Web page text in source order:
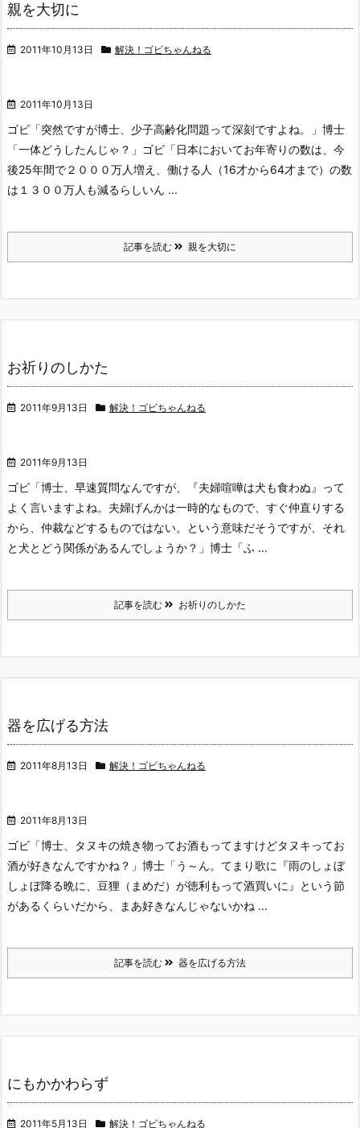
親を大切に
2011年10月13日 解決！ゴビちゃんねる
2011年10月13日
ゴビ「突然ですが博士、少子高齢化問題って深刻ですよね。」 博士
「一体どうしたんじゃ？」 ゴビ「日本においてお年寄りの数は、今
後25年間で２０００万人増え、働ける人（16才から64才まで）の数
は１３００万人も減るらしいん ...
記事を読む 親を大切に
お祈りのしかた
2011年9月13日 解決！ゴビちゃんねる
2011年9月13日
ゴビ「博士、早速質問なんですが、『夫婦喧嘩は犬も食わぬ』って
よく言いますよね。夫婦げんかは一時的なもので、すぐ仲直りする
から、仲裁などするものではない。という意味だそうですが、それ
と犬とどう関係があるんでしょうか？」 博士「ふ ...
記事を読む お祈りのしかた
器を広げる方法
2011年8月13日 解決！ゴビちゃんねる
2011年8月13日
ゴビ「博士、タヌキの焼き物ってお酒もってますけどタヌキってお
酒が好きなんですかね？」 博士「う～ん。てまり歌に『雨のしょぼ
しょぼ降る晩に、豆狸（まめだ）が徳利もって酒買いに』という節
があるくらいだから、まあ好きなんじゃないかね ...
記事を読む 器を広げる方法
にもかかわらず
2011年5月13日 解決！ゴビちゃんねる